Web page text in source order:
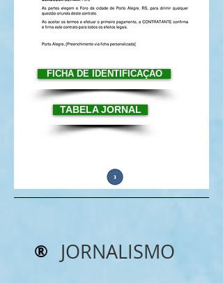
FICHA DE IDENTIFICAÇÃO
TABELA JORNAL
® JORNALISMO